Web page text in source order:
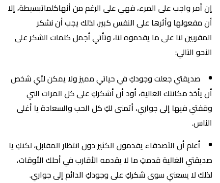
إن أمر واجب على المرء، فهي على الرغم من أنهاكلماتبسيطة، إلا
أن مفعولها وأثرها على النفس كبير، لذلك يجب أن نشكر
المقربين لنا على ما يقدموه لنا، وتأتي أجمل كلمات الشكر على
النحو التالي:
صديقتي جعلت وجودكِ في حياتي مميز ولا يمكن لأي شخص
أن يأخذ مكانتك الغالية، أود أن أشكركِ على كل المرات التي
وقفتي فيها إلى جواري، أتمنى لكِ كل الحب والسعادة يا أغلى
الناس.
أعلم أن الأصدقاء يقدمون الكثير دون انتظار المقابل، لكنكِ يا
صديقتي الغالية قدمتِ ما لا يقدمه الأقارب في أحلك الأوقات،
لذلك لا يسعني سوى شكركِ على وجودكِ الدائم إلى جواري.